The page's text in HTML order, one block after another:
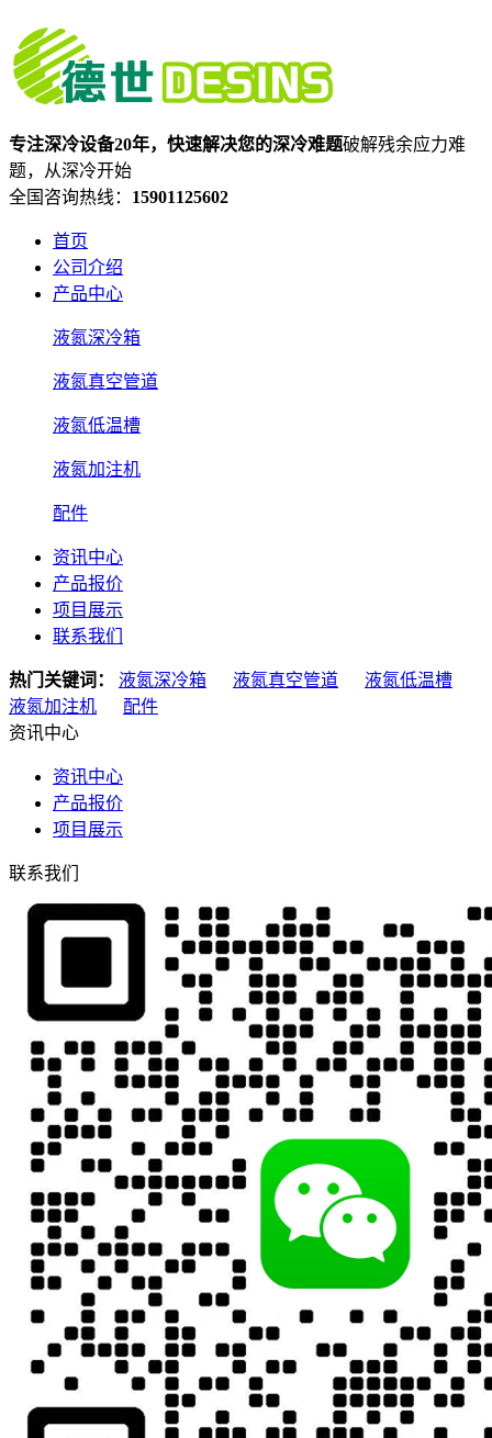
专注深冷设备20年，快速解决您的深冷难题破解残余应力难
题，从深冷开始
全国咨询热线： 15901125602
首页
公司介绍
产品中心
液氮深冷箱
液氮真空管道
液氮低温槽
液氮加注机
配件
资讯中心
产品报价
项目展示
联系我们
热门关键词： 液氮深冷箱 液氮真空管道
液氮低温槽
液氮加注机
配件
资讯中心
资讯中心
产品报价
项目展示
联系我们